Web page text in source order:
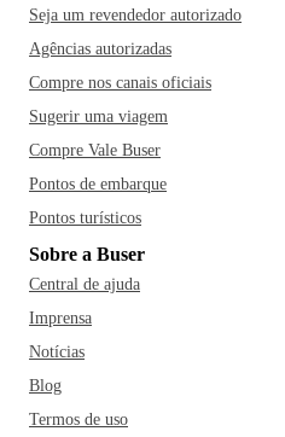
Seja um revendedor autorizado
Agências autorizadas
Compre nos canais oficiais
Sugerir uma viagem
Compre Vale Buser
Pontos de embarque
Pontos turísticos
Sobre a Buser
Central de ajuda
Imprensa
Notícias
Blog
Termos de uso